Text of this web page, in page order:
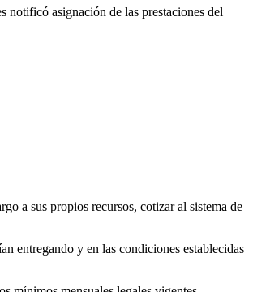
notificó asignación de las prestaciones del
a sus propios recursos, cotizar al sistema de
entregando y en las condiciones establecidas